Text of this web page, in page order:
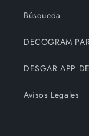
Búsqueda
DECOGRAM
DESGAR APP
Avisos Legales